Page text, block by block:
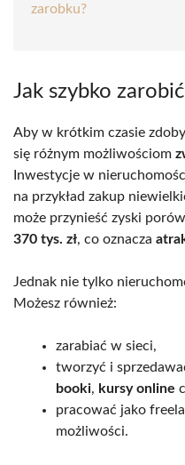
zarobku?
Jak szybko
Aby w krótkim czasie
się różnym możliwościom
Inwestycje w
na przykład zakup
może przynieść zyski
370 tys. zł, co oznacza
Jednak nie tylko
Możesz również:
zarabiać w sieci,
tworzyć i
booki, kursy online
pracować jako
możliwości.